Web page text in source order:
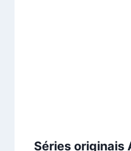
Séries originais